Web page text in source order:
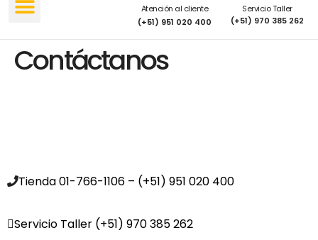
Atención al cliente
(+51) 951 020 400
Servicio Taller
(+51) 970 385 262
Contáctanos
Tienda 01-766-1106 – (+51) 951 020 400
Servicio Taller (+51) 970 385 262